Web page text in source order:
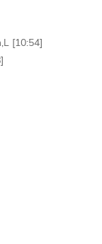
[10:54]